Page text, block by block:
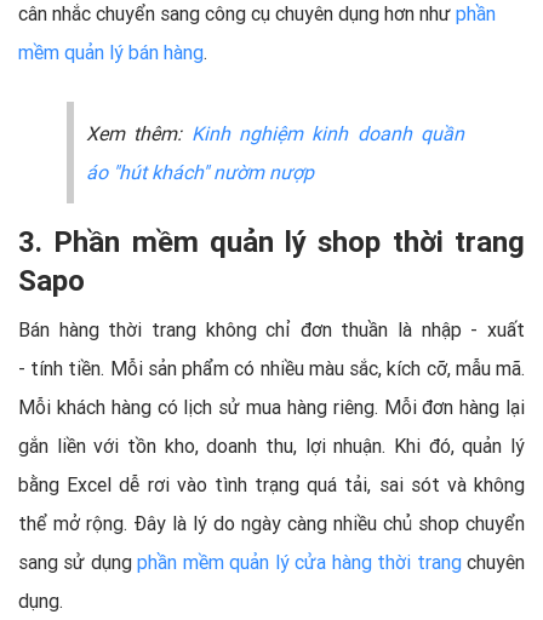
cân nhắc chuyển sang công cụ chuyên dụng hơn như phần
mềm quản lý bán hàng.
Xem thêm: Kinh nghiệm kinh doanh quần
áo "hút khách" nườm nượp
3. Phần mềm quản lý shop thời trang
Sapo
Bán hàng thời trang không chỉ đơn thuần là nhập - xuất
- tính tiền. Mỗi sản phẩm có nhiều màu sắc, kích cỡ, mẫu mã.
Mỗi khách hàng có lịch sử mua hàng riêng. Mỗi đơn hàng lại
gắn liền với tồn kho, doanh thu, lợi nhuận. Khi đó, quản lý
bằng Excel dễ rơi vào tình trạng quá tải, sai sót và không
thể mở rộng. Đây là lý do ngày càng nhiều chủ shop chuyển
sang sử dụngphần mềm quản lý cửa hàng thời trangchuyên
dụng.